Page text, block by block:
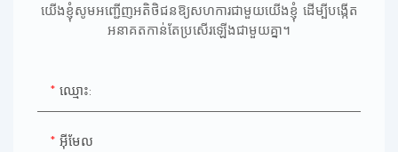
យើងខ្ញុំសូមអញ្ជើញអតិថិជនឱ្យសហការជាមួយយើងខ្ញុំ ដើម្បីបង្កើត
អនាគតកាន់តែប្រសើរឡើងជាមួយគ្នា។
ឈ្មោះ:
អ៊ីមែល